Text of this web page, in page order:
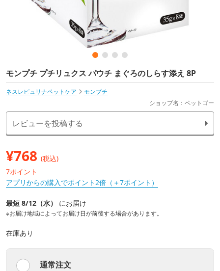
モンプチ プチリュクス パウチ まぐろのしらす添え 8P
ネスレピュリナペットケア
モンプチ
ショップ名：ペットゴー
レビューを投稿する
¥768 (税込)
7ポイント
アプリからの購入でポイント2倍（＋7ポイント）
最短 8/12（水） にお届け
※お届け地域によってお届け日が前後する場合があります。
在庫あり
通常注文